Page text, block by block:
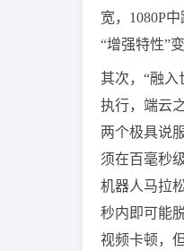
宽，1080P
“增强特性”
其次，“融入
执行，端云
两个极具说
须在百毫秒
机器人马拉
秒内即可能
视频卡顿，